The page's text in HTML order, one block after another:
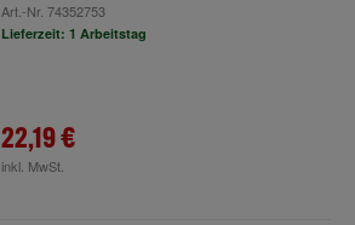
Art.-Nr. 74352753
Lieferzeit: 1 Arbeitstag
22,19 €
inkl. MwSt.